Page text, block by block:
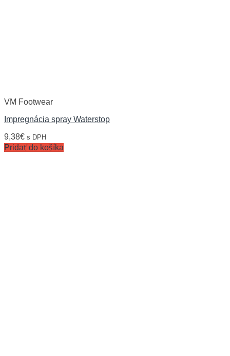
VM Footwear
Impregnácia spray Waterstop
9,38€ s DPH
Pridať do košíka